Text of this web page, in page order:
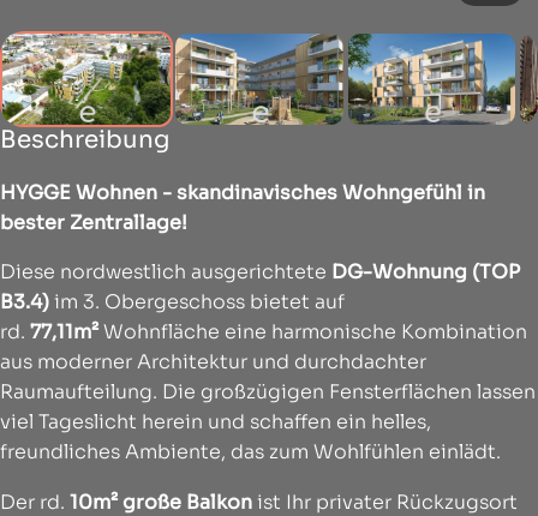
Beschreibung
HYGGE Wohnen - skandinavisches Wohngefühl in
bester Zentrallage!
Diese nordwestlich ausgerichtete DG-Wohnung (TOP
B3.4)im 3. Obergeschoss bietet auf
rd. 77,11m²Wohnfläche eine harmonische Kombination
aus moderner Architektur und durchdachter
Raumaufteilung. Die großzügigen Fensterflächen lassen
viel Tageslicht herein und schaffen ein helles,
freundliches Ambiente, das zum Wohlfühlen einlädt.
Der rd. 10m² große Balkonist Ihr privater Rückzugsort